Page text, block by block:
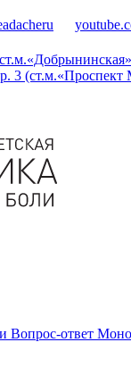
3 (ст.м.«Проспект
Вопрос-ответ